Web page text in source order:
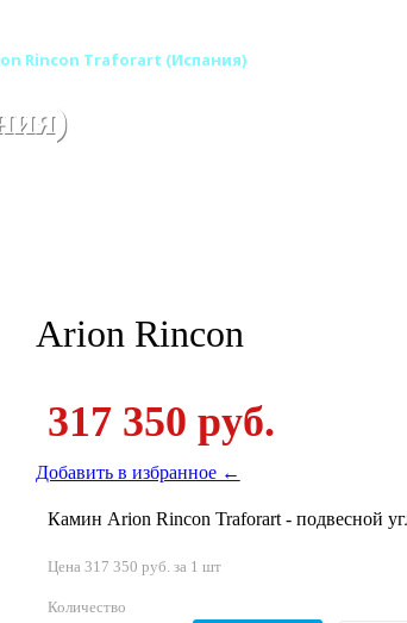
Rincon Traforart (Испания)
Arion Rincon
317 350 руб.
Добавить в избранное ←
Камин Arion Rincon Traforart - подвесной
Цена 317 350 руб. за 1 шт
Количество